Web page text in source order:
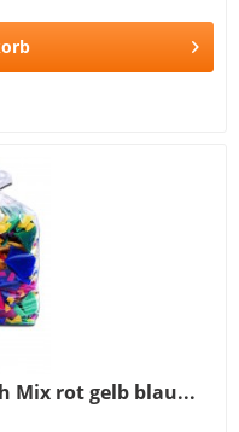
Mix rot gelb blau...